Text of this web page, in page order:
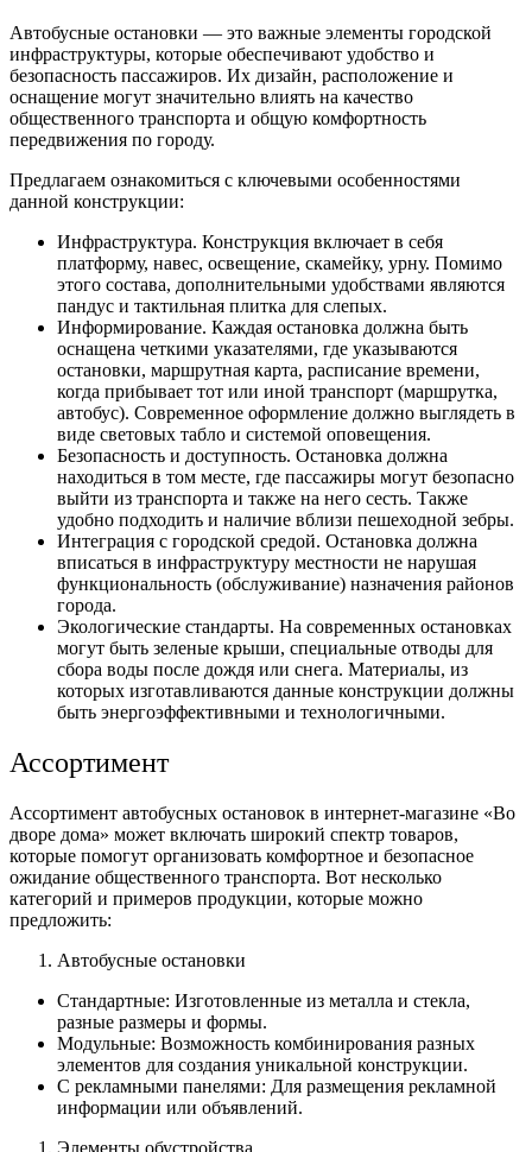
Автобусные остановки — это важные элементы городской
инфраструктуры, которые обеспечивают удобство и
безопасность пассажиров. Их дизайн, расположение и
оснащение могут значительно влиять на качество
общественного транспорта и общую комфортность
передвижения по городу.
Предлагаем ознакомиться с ключевыми особенностями
данной конструкции:
Инфраструктура. Конструкция включает в себя
платформу, навес, освещение, скамейку, урну. Помимо
этого состава, дополнительными удобствами являются
пандус и тактильная плитка для слепых.
Информирование. Каждая остановка должна быть
оснащена четкими указателями, где указываются
остановки, маршрутная карта, расписание времени,
когда прибывает тот или иной транспорт (маршрутка,
автобус). Современное оформление должно выглядеть в
виде световых табло и системой оповещения.
Безопасность и доступность. Остановка должна
находиться в том месте, где пассажиры могут безопасно
выйти из транспорта и также на него сесть. Также
удобно подходить и наличие вблизи пешеходной зебры.
Интеграция с городской средой. Остановка должна
вписаться в инфраструктуру местности не нарушая
функциональность (обслуживание) назначения районов
города.
Экологические стандарты. На современных остановках
могут быть зеленые крыши, специальные отводы для
сбора воды после дождя или снега. Материалы, из
которых изготавливаются данные конструкции должны
быть энергоэффективными и технологичными.
Ассортимент
Ассортимент автобусных остановок в интернет-магазине «Во
дворе дома» может включать широкий спектр товаров,
которые помогут организовать комфортное и безопасное
ожидание общественного транспорта. Вот несколько
категорий и примеров продукции, которые можно
предложить:
Автобусные остановки
Стандартные: Изготовленные из металла и стекла,
разные размеры и формы.
Модульные: Возможность комбинирования разных
элементов для создания уникальной конструкции.
С рекламными панелями: Для размещения рекламной
информации или объявлений.